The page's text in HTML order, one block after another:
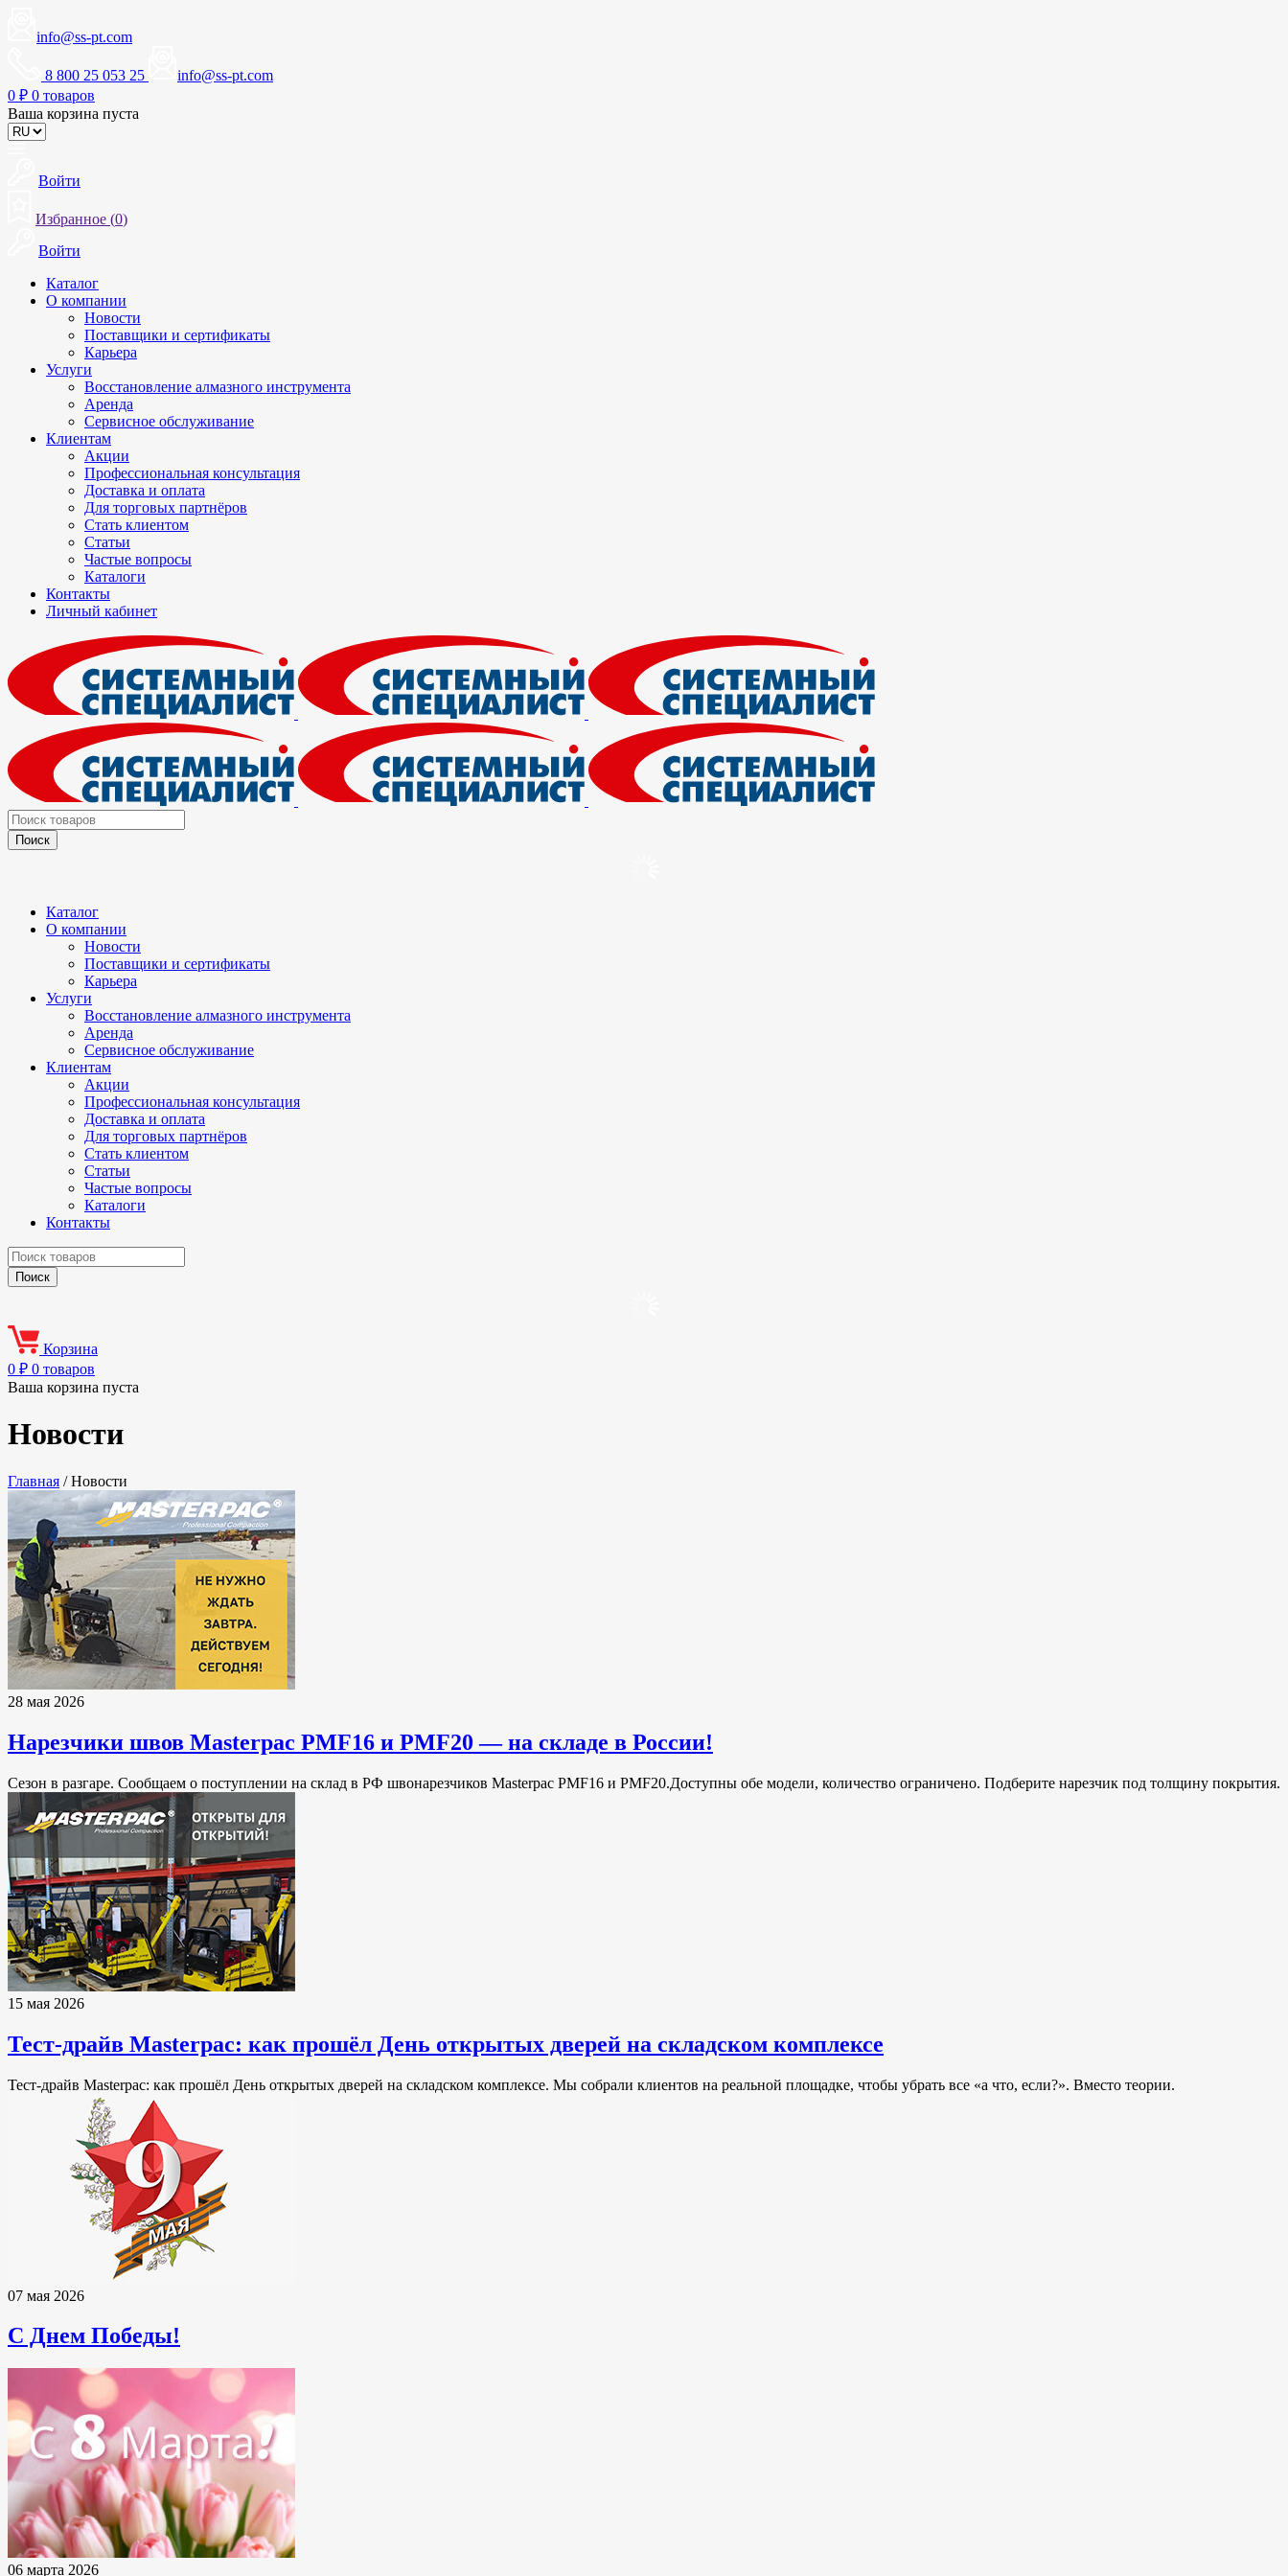
info@ss-pt.com
8 800 25 053 25
info@ss-pt.com
0 ₽ 0 товаров
Ваша корзина пуста
Войти
Избранное (0)
Войти
Каталог
О компании
Новости
Поставщики и сертификаты
Карьера
Услуги
Восстановление алмазного инструмента
Аренда
Сервисное обслуживание
Клиентам
Акции
Профессиональная консультация
Доставка и оплата
Для торговых партнёров
Стать клиентом
Статьи
Частые вопросы
Каталоги
Контакты
Личный кабинет
Каталог
О компании
Новости
Поставщики и сертификаты
Карьера
Услуги
Восстановление алмазного инструмента
Аренда
Сервисное обслуживание
Клиентам
Акции
Профессиональная консультация
Доставка и оплата
Для торговых партнёров
Стать клиентом
Статьи
Частые вопросы
Каталоги
Контакты
Корзина
0 ₽ 0 товаров
Ваша корзина пуста
Новости
Главная / Новости
28 мая 2026
Нарезчики швов Masterpac PMF16 и PMF20 — на складе в России!
Сезон в разгаре. Сообщаем о поступлении на склад в РФ швонарезчиков Masterpac PMF16 и PMF20.Доступны обе модели, количество ограничено. Подберите нарезчик под толщину покрытия.
15 мая 2026
Тест-драйв Masterpac: как прошёл День открытых дверей на складском комплексе
Тест-драйв Masterpac: как прошёл День открытых дверей на складском комплексе. Мы собрали клиентов на реальной площадке, чтобы убрать все «а что, если?». Вместо теории.
07 мая 2026
С Днем Победы!
06 марта 2026